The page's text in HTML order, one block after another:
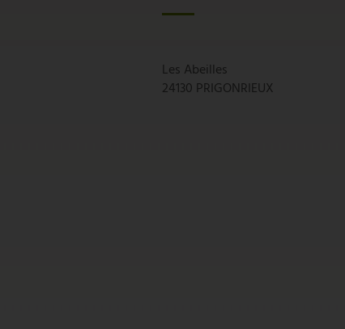
Les Abeilles
24130 PRIGONRIEUX